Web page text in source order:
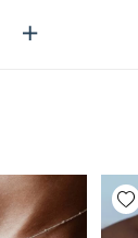
Add wishlist